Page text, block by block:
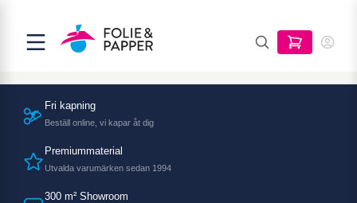
Fri kapning
Beställ online, vi kapar åt dig
Premiummaterial
Utvalda varumärken sedan 1994
300 m² Showroom